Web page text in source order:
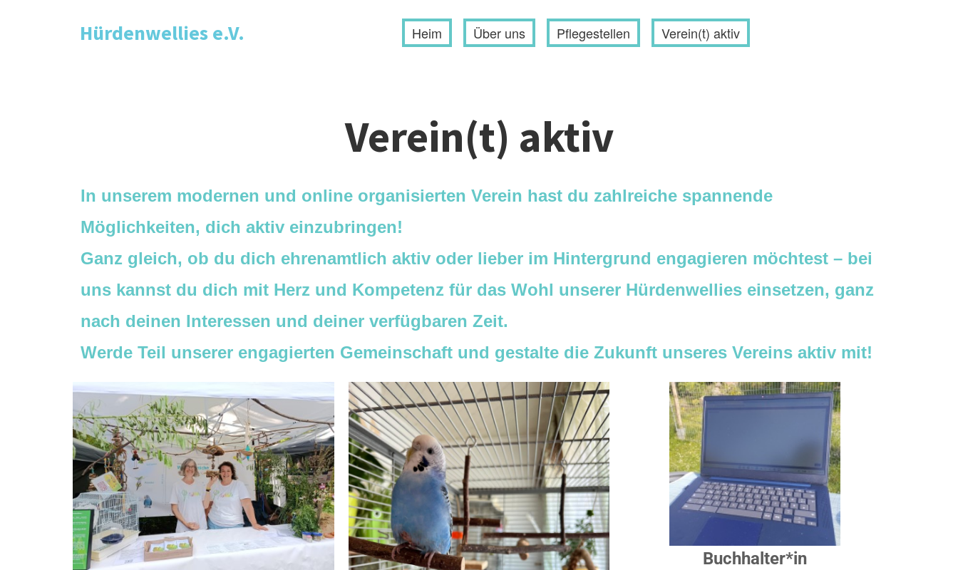
Hürdenwellies e.V. Heim Über uns Pflegestellen Verein(t) aktiv
Verein(t) aktiv
In unserem modernen und online organisierten Verein hast du zahlreiche spannende
Möglichkeiten, dich aktiv einzubringen!
Ganz gleich, ob du dich ehrenamtlich aktiv oder lieber im Hintergrund engagieren möchtest – bei
uns kannst du dich mit Herz und Kompetenz für das Wohl unserer Hürdenwellies einsetzen, ganz
nach deinen Interessen und deiner verfügbaren Zeit.
Werde Teil unserer engagierten Gemeinschaft und gestalte die Zukunft unseres Vereins aktiv mit!
Buchhalter*in